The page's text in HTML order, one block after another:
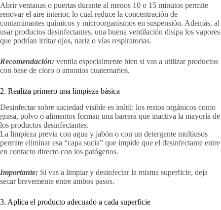
Abrir ventanas o puertas durante al menos 10 o 15 minutos permite
renovar el aire interior, lo cual reduce la concentración de
contaminantes químicos y microorganismos en suspensión. Además, al
usar productos desinfectantes, una buena ventilación disipa los vapores
que podrían irritar ojos, nariz o vías respiratorias.
Recomendación: ventila especialmente bien si vas a utilizar productos
con base de cloro o amonios cuaternarios.
2. Realiza primero una limpieza básica
Desinfectar sobre suciedad visible es inútil: los restos orgánicos como
grasa, polvo o alimentos forman una barrera que inactiva la mayoría de
los productos desinfectantes.
La limpieza previa con agua y jabón o con un detergente multiusos
permite eliminar esa “capa sucia” que impide que el desinfectante entre
en contacto directo con los patógenos.
Importante: Si vas a limpiar y desinfectar la misma superficie, deja
secar brevemente entre ambos pasos.
3. Aplica el producto adecuado a cada superficie